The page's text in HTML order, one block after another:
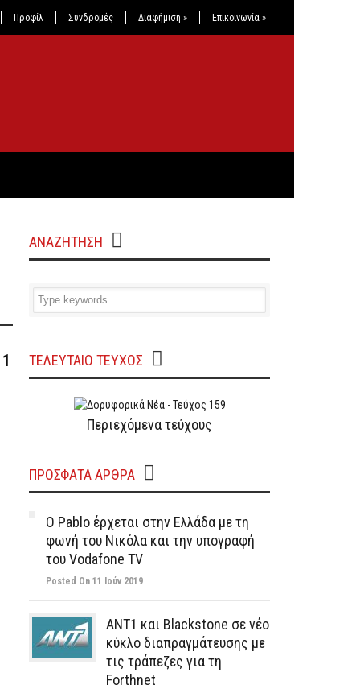
Προφίλ Συνδρομές Διαφήμιση » Επικοινωνία »
ΑΝΑΖΗΤΗΣΗ
ΤΕΛΕΥΤΑΙΟ ΤΕΥΧΟΣ
Περιεχόμενα τεύχους
ΠΡΌΣΦΑΤΑ ΆΡΘΡΑ
Ο Pablo έρχεται στην Ελλάδα με τη
φωνή του Νικόλα και την υπογραφή
του Vodafone TV
Posted On 11 Ιούν 2019
ΑΝΤ1 και Blackstone σε νέο
κύκλο διαπραγμάτευσης με
τις τράπεζες για τη
Forthnet